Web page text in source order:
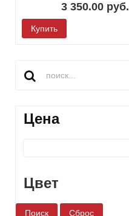
3 350.00 руб.
Купить
Цена
Цвет